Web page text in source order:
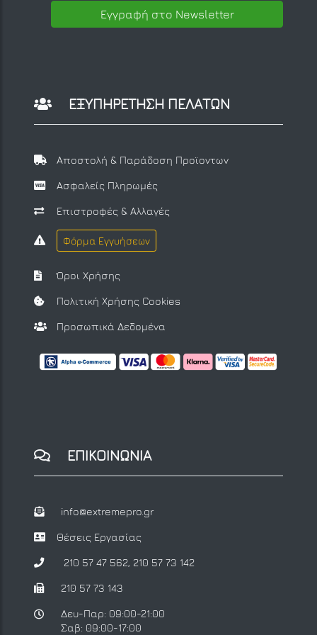
Εγγραφή στο Newsletter
ΕΞΥΠΗΡΕΤΗΣΗ ΠΕΛΑΤΩΝ
Αποστολή & Παράδοση Προϊοντων
Ασφαλείς Πληρωμές
Επιστροφές & Αλλαγές
Φόρμα Εγγυήσεων
Όροι Χρήσης
Πολιτική Χρήσης Cookies
Προσωπικά Δεδομένα
ΕΠΙΚΟΙΝΩΝΙΑ
info@extremepro.gr
Θέσεις Εργασίας
210 57 47 562, 210 57 73 142
210 57 73 143
Δευ-Παρ: 09:00-21:00
Σαβ: 09:00-17:00